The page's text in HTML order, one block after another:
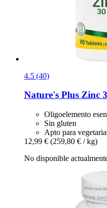
4.5 (40)
Nature's Plus Zinc
Oligoelemento
Sin gluten
Apto para
12,99 € (259,80 € / kg)
No disponible